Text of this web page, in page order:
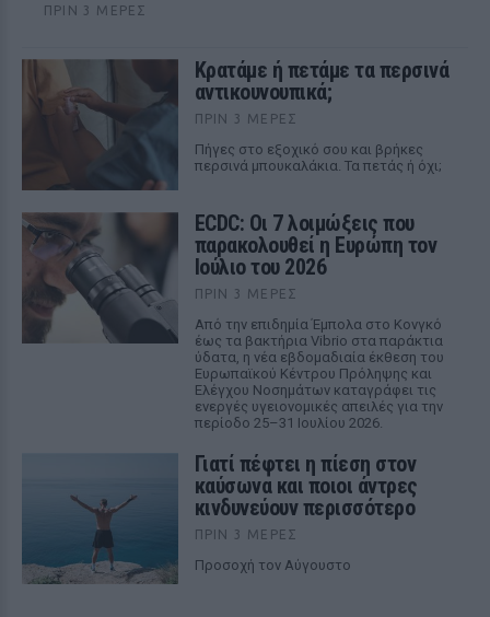
ΠΡΙΝ 3 ΜΈΡΕΣ
Κρατάμε ή πετάμε τα περσινά
αντικουνουπικά;
ΠΡΙΝ 3 ΜΈΡΕΣ
Πήγες στο εξοχικό σου και βρήκες
περσινά μπουκαλάκια. Τα πετάς ή όχι;
ECDC: Οι 7 λοιμώξεις που
παρακολουθεί η Ευρώπη τον
Ιούλιο του 2026
ΠΡΙΝ 3 ΜΈΡΕΣ
Από την επιδημία Έμπολα στο Κονγκό
έως τα βακτήρια Vibrio στα παράκτια
ύδατα, η νέα εβδομαδιαία έκθεση του
Ευρωπαϊκού Κέντρου Πρόληψης και
Ελέγχου Νοσημάτων καταγράφει τις
ενεργές υγειονομικές απειλές για την
περίοδο 25–31 Ιουλίου 2026.
Γιατί πέφτει η πίεση στον
καύσωνα και ποιοι άντρες
κινδυνεύουν περισσότερο
ΠΡΙΝ 3 ΜΈΡΕΣ
Προσοχή τον Αύγουστο